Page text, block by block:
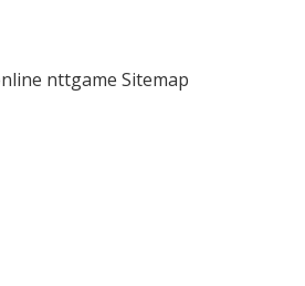
nttgame Sitemap